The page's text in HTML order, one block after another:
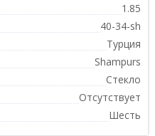
1.85
40-34-sh
Турция
Shampurs
Стекло
Отсутствует
Шесть